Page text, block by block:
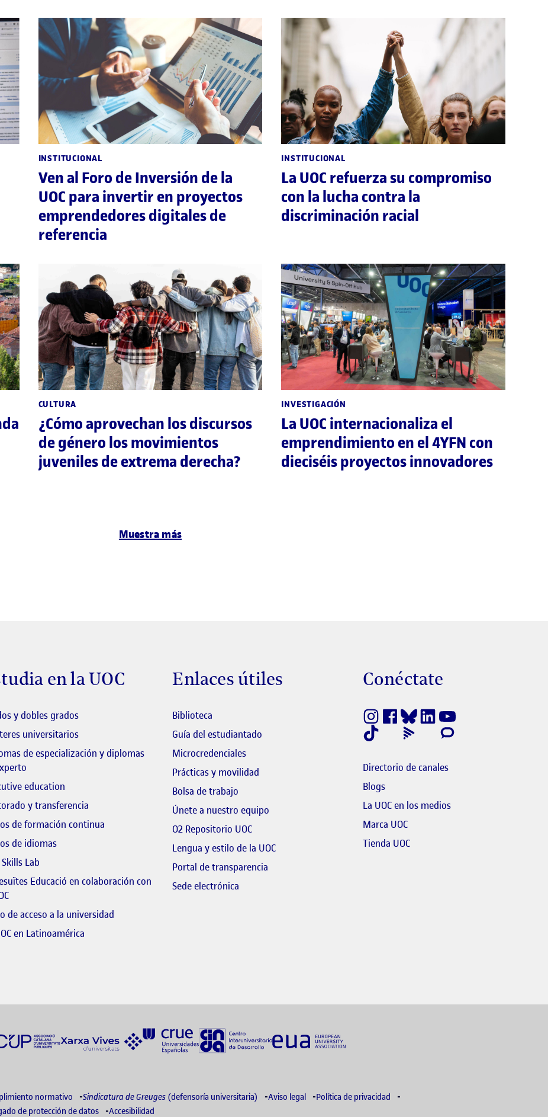
INSTITUCIONAL
Ven al Foro de Inversión de la
UOC para invertir en proyectos
emprendedores digitales de
referencia
INSTITUCIONAL
La UOC refuerza su compromiso
con la lucha contra la
discriminación racial
CULTURA
¿Cómo aprovechan los discursos
de género los movimientos
juveniles de extrema derecha?
INVESTIGACIÓN
La UOC internacionaliza el
emprendimiento en el 4YFN con
dieciséis proyectos innovadores
Muestra más
en la UOC
y dobles grados
universitarios
de especialización y diplomas
education
y transferencia
de formación continua
de idiomas
Skills Lab
Educació en colaboración con
El link s'obre en finestra nova
de acceso a la universidad
en Latinoamérica
Enlaces útiles
Biblioteca
Guía del estudiantado El link s'obre en finestra nova
Microcredenciales
Prácticas y movilidad
Bolsa de trabajo
Únete a nuestro equipo El link s'obre en finestra nova
O2 Repositorio UOCEl link s'obre en finestra nova
Lengua y estilo de la UOCEl link s'obre en finestra nova
Portal de transparencia
Sede electrónica
Conéctate
Directorio de canales
Blogs
La UOC en los mediosEl link s'obre en
Marca UOC
Tienda UOCEl link s'obre en finestra nova
normativo Sindicatura de Greuges (defensoría universitaria) Aviso legal
Política de privacidad
de protección de datos
Accesibilidad